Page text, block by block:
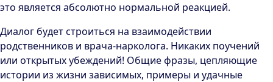
это является абсолютно нормальной реакцией.
Диалог будет строиться на взаимодействии
родственников и врача-нарколога. Никаких поучений
или открытых убеждений! Общие фразы, цепляющие
истории из жизни зависимых, примеры и удачные